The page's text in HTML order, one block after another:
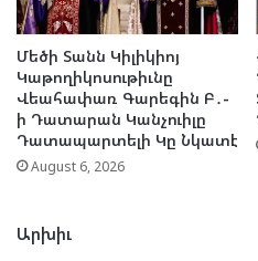
Մեծի Տանն Կիլիկիոյ
Կաթողիկոսութիւնը
Վեահափառ Գարեգին Բ․-
ի Դատարան Կանչուիլը
Դատապարտելի Կը Նկատէ
August 6, 2026
Արխիւ